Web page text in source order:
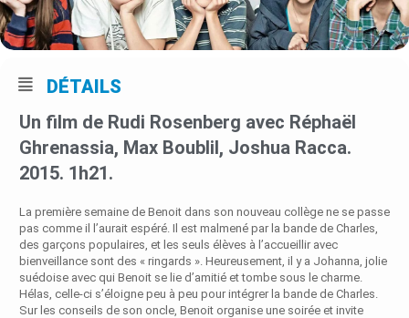
DÉTAILS
Un film de Rudi Rosenberg avec Réphaël
Ghrenassia, Max Boublil, Joshua Racca.
2015. 1h21.
La première semaine de Benoit dans son nouveau collège ne se passe
pas comme il l’aurait espéré. Il est malmené par la bande de Charles,
des garçons populaires, et les seuls élèves à l’accueillir avec
bienveillance sont des « ringards ». Heureusement, il y a Johanna, jolie
suédoise avec qui Benoit se lie d’amitié et tombe sous le charme.
Hélas, celle-ci s’éloigne peu à peu pour intégrer la bande de Charles.
Sur les conseils de son oncle, Benoit organise une soirée et invite